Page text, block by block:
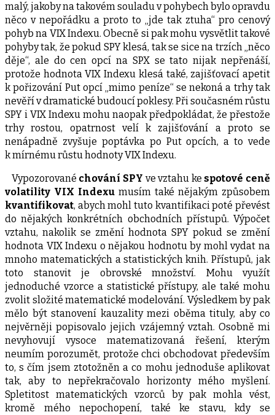
malý, jakoby na takovém souladu v pohybech bylo opravdu
něco v nepořádku a proto to „jde tak ztuha“ pro cenový
pohyb na VIX Indexu. Obecně si pak mohu vysvětlit takové
pohyby tak, že pokud SPY klesá, tak se sice na trzích „něco
děje“, ale do cen opcí na SPX se tato nijak nepřenáší,
protože hodnota VIX Indexu klesá také, zajišťovací apetit
k pořizování Put opcí „mimo peníze“ se nekoná a trhy tak
nevěří v dramatické budoucí poklesy. Při současném růstu
SPY i VIX Indexu mohu naopak předpokládat, že přestože
trhy rostou, opatrnost velí k zajišťování a proto se
nenápadně zvyšuje poptávka po Put opcích, a to vede
k mírnému růstu hodnoty VIX Indexu.
Vypozorované chování SPY ve vztahu ke spotové ceně
volatility VIX Indexu musím také nějakým způsobem
kvantifikovat, abych mohl tuto kvantifikaci poté převést
do nějakých konkrétních obchodních přístupů. Výpočet
vztahu, nakolik se změní hodnota SPY pokud se změní
hodnota VIX Indexu o nějakou hodnotu by mohl vydat na
mnoho matematických a statistických knih. Přístupů, jak
toto stanovit je obrovské množství. Mohu využít
jednoduché vzorce a statistické přístupy, ale také mohu
zvolit složité matematické modelování. Výsledkem by pak
mělo být stanovení kauzality mezi oběma tituly, aby co
nejvěrněji popisovalo jejich vzájemný vztah. Osobně mi
nevyhovují vysoce matematizovaná řešení, kterým
neumím porozumět, protože chci obchodovat především
to, s čím jsem ztotožněn a co mohu jednoduše aplikovat
tak, aby to nepřekračovalo horizonty mého myšlení.
Spletitost matematických vzorců by pak mohla vést,
kromě mého nepochopení, také ke stavu, kdy se